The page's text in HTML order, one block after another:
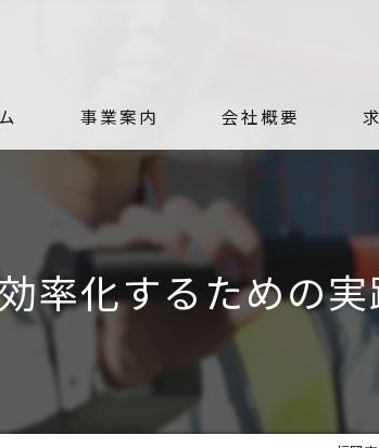
事業案内 会社概要
社員紹介
ビジョン
率化するための